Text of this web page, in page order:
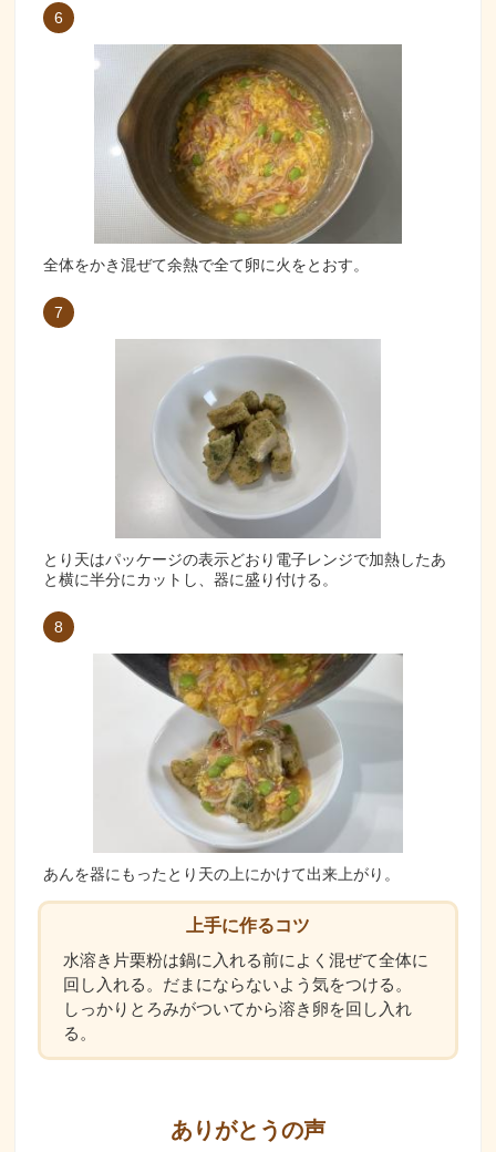
6
全体をかき混ぜて余熱で全て卵に火をとおす。
7
とり天はパッケージの表示どおり電子レンジで加熱したあ
と横に半分にカットし、器に盛り付ける。
8
あんを器にもったとり天の上にかけて出来上がり。
上手に作るコツ
水溶き片栗粉は鍋に入れる前によく混ぜて全体に
回し入れる。だまにならないよう気をつける。
しっかりとろみがついてから溶き卵を回し入れ
る。
ありがとうの声